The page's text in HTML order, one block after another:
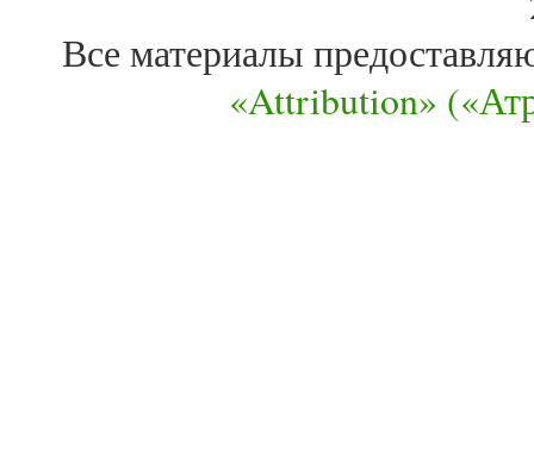
Все материалы
«Attribution»